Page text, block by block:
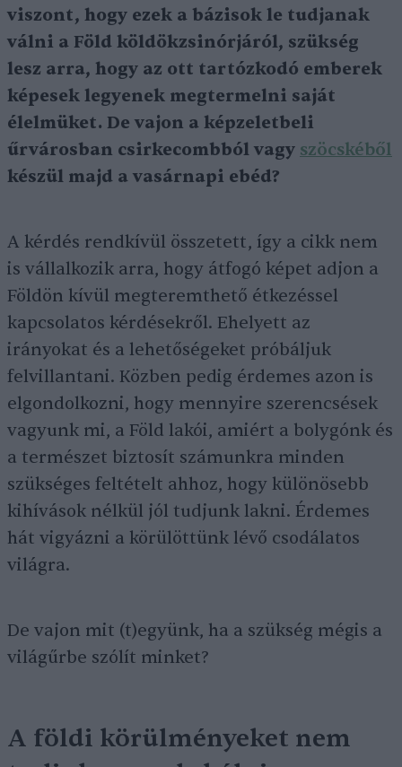
viszont, hogy ezek a bázisok le tudjanak
válni a Föld köldökzsinórjáról, szükség
lesz arra, hogy az ott tartózkodó emberek
képesek legyenek megtermelni saját
élelmüket. De vajon a képzeletbeli
űrvárosban csirkecombból vagy szöcskéből
készül majd a vasárnapi ebéd?
A kérdés rendkívül összetett, így a cikk nem
is vállalkozik arra, hogy átfogó képet adjon a
Földön kívül megteremthető étkezéssel
kapcsolatos kérdésekről. Ehelyett az
irányokat és a lehetőségeket próbáljuk
felvillantani. Közben pedig érdemes azon is
elgondolkozni, hogy mennyire szerencsések
vagyunk mi, a Föld lakói, amiért a bolygónk és
a természet biztosít számunkra minden
szükséges feltételt ahhoz, hogy különösebb
kihívások nélkül jól tudjunk lakni. Érdemes
hát vigyázni a körülöttünk lévő csodálatos
világra.
De vajon mit (t)együnk, ha a szükség mégis a
világűrbe szólít minket?
A földi körülményeket nem